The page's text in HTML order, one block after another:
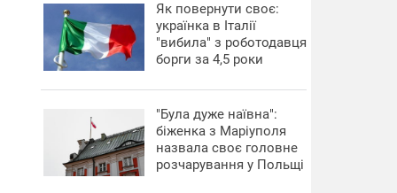
​Як повернути своє:
українка в Італії
"вибила" з роботодавця
борги за 4,5 роки
"Була дуже наївна":
біженка з Маріуполя
назвала своє головне
розчарування у Польщі